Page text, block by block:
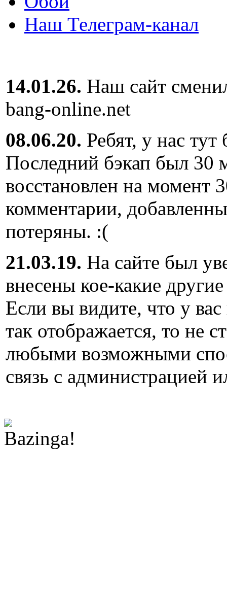
Наш Телеграм-канал
14.01.26. Наш сайт
bang-online.net
08.06.20. Ребят, у нас
Последний бэкап был 30
восстановлен на
комментарии,
потеряны. :(
21.03.19. На сайте был
внесены кое-какие
Если вы видите, что у
так отображается, то не
любыми возможными
связь с администрацией